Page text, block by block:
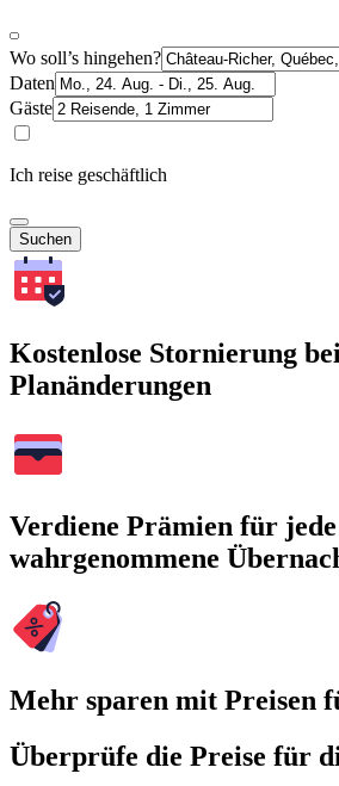
Wo soll’s hingehen?
Daten
Gäste
Ich reise geschäftlich
Suchen
Kostenlose Stornierung bei
Planänderungen
Verdiene Prämien für jede
wahrgenommene
Mehr sparen mit Preisen
Überprüfe die Preise für